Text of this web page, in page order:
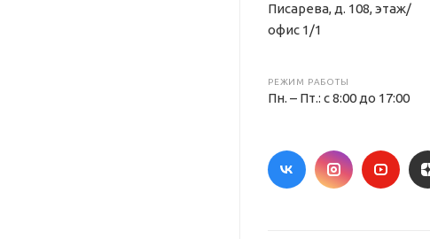
Писарева, д. 108, этаж/
офис 1/1
РЕЖИМ РАБОТЫ
Пн. – Пт.: с 8:00 до 17:00